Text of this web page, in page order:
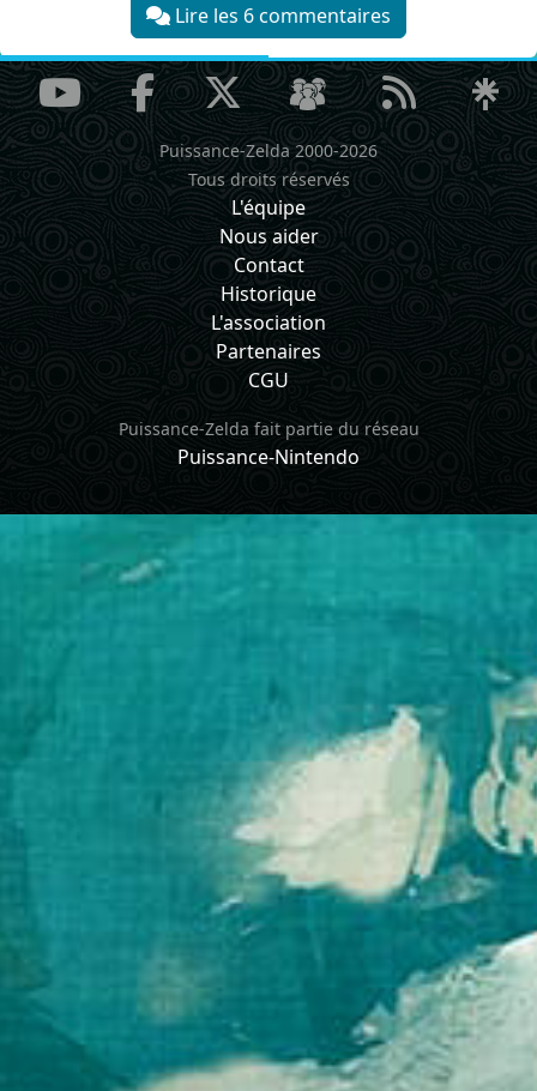
Lire les 6 commentaires
Puissance-Zelda 2000-2026
Tous droits réservés
L'équipe
Nous aider
Contact
Historique
L'association
Partenaires
CGU
Puissance-Zelda fait partie du réseau
Puissance-Nintendo